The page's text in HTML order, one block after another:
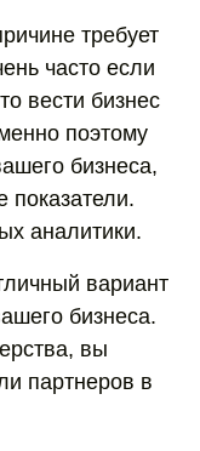
требует
часто если
вести бизнес
поэтому
бизнеса,
показатели.
аналитики.
вариант
бизнеса.
вы
партнеров в